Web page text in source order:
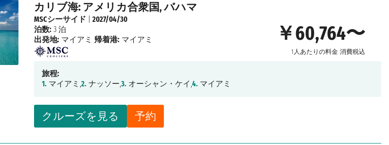
カリブ海: アメリカ合衆国, バハマ
￥60,764〜
1人あたりの料金 消費税込
クルーズを見る 予約
MSCシーサイド |2027/04/30
泊数: 3 泊
出発地: マイアミ 帰着港: マイアミ
旅程:
1. マイアミ,2. ナッソー,3. オーシャン・ケイ,4. マイアミ